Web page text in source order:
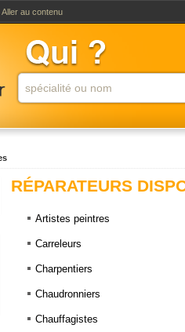
Aller au contenu
RÉPARATEURS
Artistes peintres
Carreleurs
Charpentiers
Chaudronniers
Chauffagistes